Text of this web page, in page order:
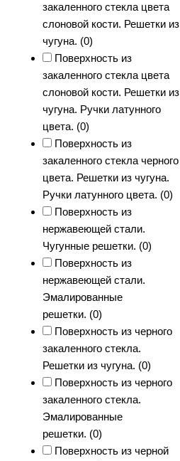
закаленного стекла цвета
слоновой кости. Решетки из
чугуна. (0)
Поверхность из
закаленного стекла цвета
слоновой кости. Решетки из
чугуна. Ручки латунного
цвета. (0)
Поверхность из
закаленного стекла черного
цвета. Решетки из чугуна.
Ручки латунного цвета. (0)
Поверхность из
нержавеющей стали.
Чугунные решетки. (0)
Поверхность из
нержавеющей стали.
Эмалированные
решетки. (0)
Поверхность из черного
закаленного стекла.
Решетки из чугуна. (0)
Поверхность из черного
закаленного стекла.
Эмалированные
решетки. (0)
Поверхность из черной